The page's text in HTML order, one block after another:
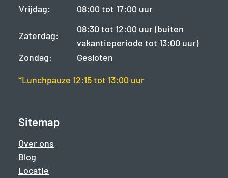
Vrijdag:
08:00 tot 17:00 uur
Zaterdag:
08:30 tot 12:00 uur (buiten
vakantieperiode tot 13:00 uur)
Zondag:
Gesloten
*Lunchpauze 12:15 tot 13:00 uur
Sitemap
Over ons
Blog
Locatie